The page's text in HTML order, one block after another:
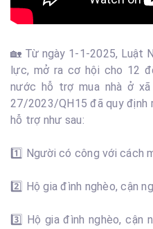
🏡 Từ ngày 1-1-2025, Luật
lực, mở ra cơ hội cho 12
nước hỗ trợ mua nhà ở
27/2023/QH15 đã quy
hỗ trợ như sau:
1️⃣ Người có công với cách
2️⃣ Hộ gia đình nghèo, cận
3️⃣ Hộ gia đình nghèo, cận